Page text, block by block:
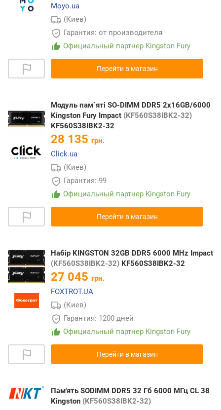
Moyo.ua
(Киев)
Гарантия: от производителя
Официальный партнер Kingston Fury
Перейти в магазин
Модуль пам`ятi SO-DIMM DDR5 2х16GB/6000
Kingston Fury Impact (KF560S38IBK2-32)
KF560S38IBK2-32
28 135 грн.
Click.ua
(Киев)
Гарантия: 99
Официальный партнер Kingston Fury
Перейти в магазин
Набір KINGSTON 32GB DDR5 6000 MHz Impact
(KF560S38IBK2-32) KF560S38IBK2-32
27 045 грн.
FOXTROT.UA
(Киев)
Гарантия: 1200 дней
Официальный партнер Kingston Fury
Перейти в магазин
Пам'ять SODIMM DDR5 32 Гб 6000 МГц CL 38
Kingston (KF560S38IBK2-32)